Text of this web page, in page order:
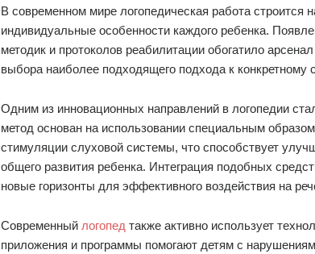
В современном мире логопедическая работа
индивидуальные особенности каждого ребенка.
методик и протоколов реабилитации обогатило
выбора наиболее подходящего подхода к конкретному
Одним из инновационных направлений в логопедии
метод основан на использовании специальным
стимуляции слуховой системы, что способствует
общего развития ребенка. Интеграция подобных
новые горизонты для эффективного воздействия на
Современный логопед также активно использует
приложения и программы помогают детям с